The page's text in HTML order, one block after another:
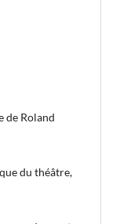
de Roland
du théâtre,